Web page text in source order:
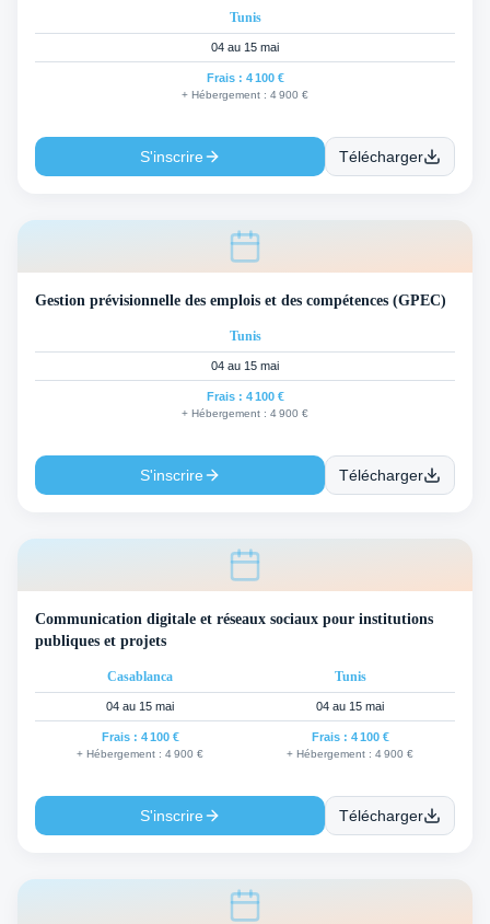
Tunis
04 au 15 mai
Frais : 4 100 €
+ Hébergement : 4 900 €
S'inscrire Télécharger
Gestion prévisionnelle des emplois et des compétences (GPEC)
Tunis
04 au 15 mai
Frais : 4 100 €
+ Hébergement : 4 900 €
S'inscrire Télécharger
Communication digitale et réseaux sociaux pour institutions
publiques et projets
Casablanca Tunis
04 au 15 mai 04 au 15 mai
Frais : 4 100 €
+ Hébergement : 4 900 €
Frais : 4 100 €
+ Hébergement : 4 900 €
S'inscrire Télécharger